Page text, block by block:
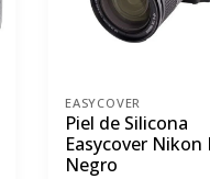
EASYCOVER
Piel de Silicona
Easycover Nikon
Negro